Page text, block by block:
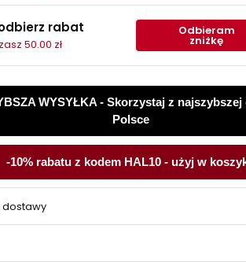
rabat
50.00 zł
Odbieram
zniżkę
WYSYŁKA - Skorzystaj z
Polsce
-10% rabatu z kodem HAL10 - użyj w
dostawy